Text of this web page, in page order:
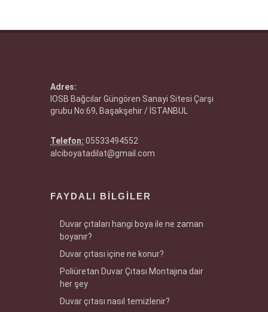
Adres:
IOSB Bağcılar Güngören Sanayi Sitesi Çarşı
grubu No:69, Başakşehir / İSTANBUL
Telefon: 05533494552
alciboyatadilat@gmail.com
FAYDALI BILGILER
Duvar çıtaları hangi boya ile ne zaman
boyanır?
Duvar çıtası içine ne konur?
Poliüretan Duvar Çıtası Montajına dair
her şey
Duvar çıtası nasıl temizlenir?